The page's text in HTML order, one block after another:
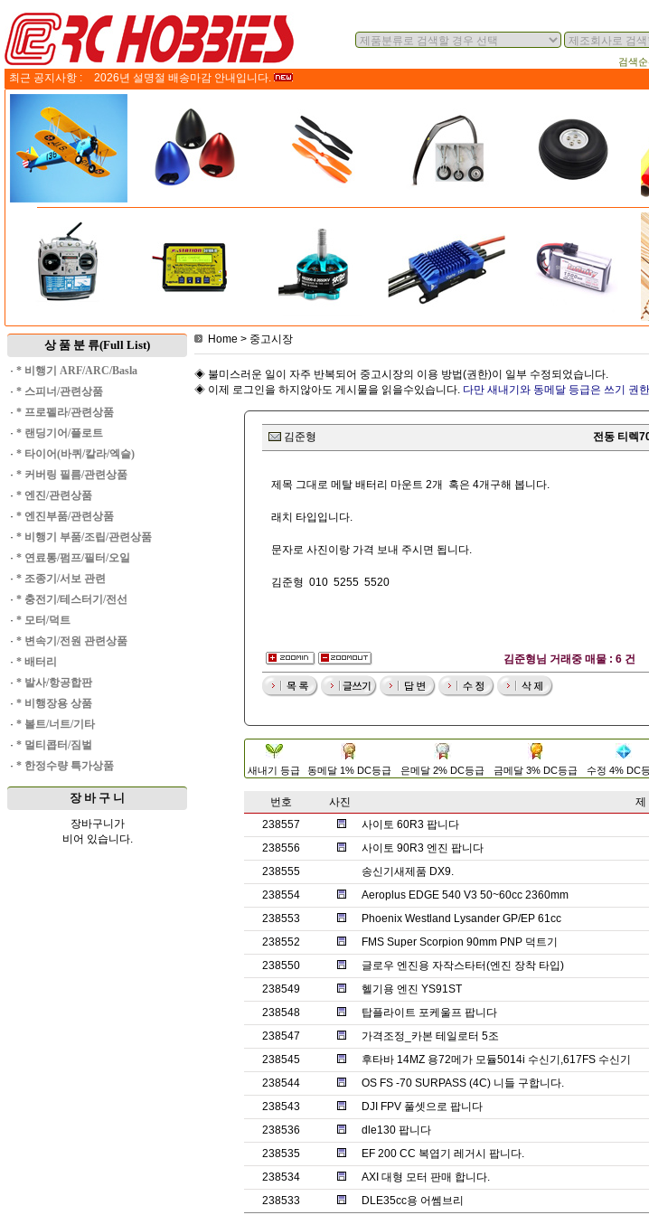
검색
최근 공지사항 : 2026년 설명절 배송마감 안내입니다.
상 품 분 류(Full List)
· * 비행기 ARF/ARC/Basla
· * 스피너/관련상품
· * 프로펠라/관련상품
· * 랜딩기어/플로트
· * 타이어(바퀴/칼라/엑슬)
· * 커버링 필름/관련상품
· * 엔진/관련상품
· * 엔진부품/관련상품
· * 비행기 부품/조립/관련상품
· * 연료통/펌프/필터/오일
· * 조종기/서보 관련
· * 충전기/테스터기/전선
· * 모터/덕트
· * 변속기/전원 관련상품
· * 배터리
· * 발사/항공합판
· * 비행장용 상품
· * 볼트/너트/기타
· * 멀티콥터/짐벌
· * 한정수량 특가상품
장 바 구 니
장바구니가
비어 있습니다.
Home > 중고시장
◈ 불미스러운 일이 자주 반복되어 중고시장의 이용 방법(권한)이 일부 수정되었습니다.
◈ 이제 로그인을 하지않아도 게시물을 읽을수있습니다. 다만 새내기와 동메달 등급은 쓰기 권
김준형 전동 티렉
제목 그대로 메탈 배터리 마운트 2개 혹은 4개구해 봅니다.
래치 타입입니다.
문자로 사진이랑 가격 보내 주시면 됩니다.
김준형 010 5255 5520
김준형님 거래중 매물 : 6 건
새내기 등급 동메달 1% DC등급 은메달 2% DC등급 금메달 3% DC등급 수정 4% DC
번호 사진 제
238557
사이토 60R3 팝니다
238556
사이토 90R3 엔진 팝니다
238555
송신기새제품 DX9.
238554
Aeroplus EDGE 540 V3 50~60cc 2360mm
238553
Phoenix Westland Lysander GP/EP 61cc
238552
FMS Super Scorpion 90mm PNP 덕트기
238550
글로우 엔진용 자작스타터(엔진 장착 타입)
238549
헬기용 엔진 YS91ST
238548
탑플라이트 포케울프 팝니다
238547
가격조정_카본 테일로터 5조
238545
후타바 14MZ 용72메가 모듈5014i 수신기,617FS 수신기
238544
OS FS -70 SURPASS (4C) 니들 구합니다.
238543
DJI FPV 풀셋으로 팝니다
238536
dle130 팝니다
238535
EF 200 CC 복엽기 레거시 팝니다.
238534
AXI 대형 모터 판매 합니다.
238533
DLE35cc용 어쎔브리